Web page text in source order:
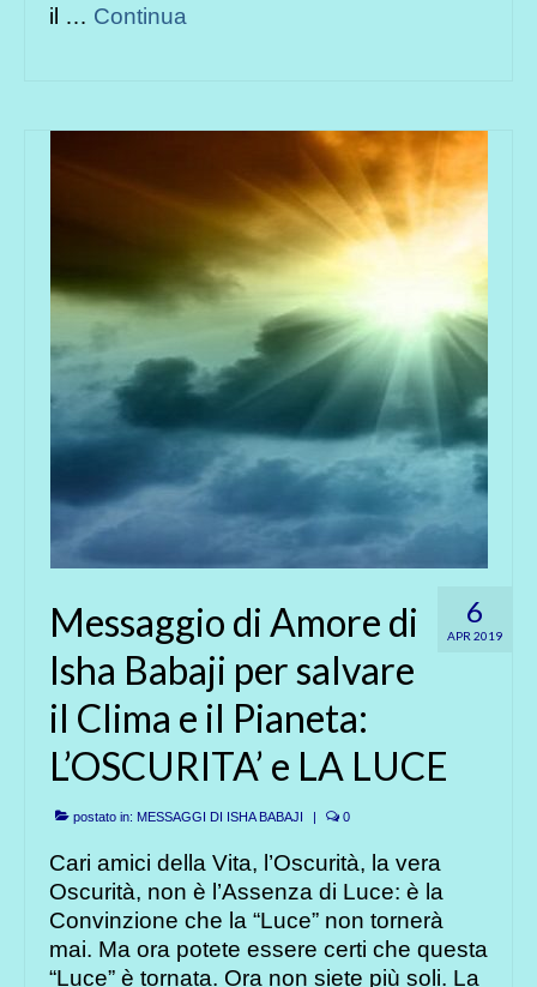
il … Continua
6
APR 2019
Messaggio di Amore di
Isha Babaji per salvare
il Clima e il Pianeta:
L’OSCURITA’ e LA LUCE
postato in: MESSAGGI DI ISHA BABAJI | 0
Cari amici della Vita, l’Oscurità, la vera
Oscurità, non è l’Assenza di Luce: è la
Convinzione che la “Luce” non tornerà
mai. Ma ora potete essere certi che questa
“Luce” è tornata. Ora non siete più soli. La